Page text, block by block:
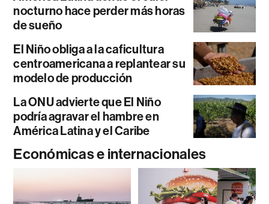
nocturno hace perder más horas
de sueño
El Niño obliga a la caficultura
centroamericana a replantear su
modelo de producción
La ONU advierte que El Niño
podría agravar el hambre en
América Latina y el Caribe
Económicas e internacionales